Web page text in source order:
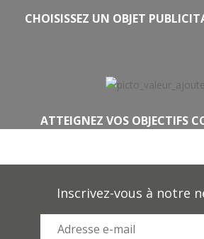
CHOISISSEZ UN OBJET
ATTEIGNEZ VOS OBJECTIFS
Inscrivez-vous à notre